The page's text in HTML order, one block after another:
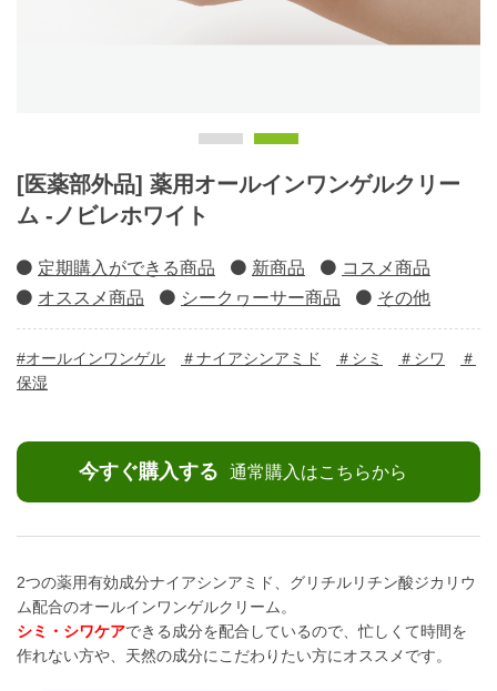
[医薬部外品] 薬用オールインワンゲルクリー
ム -ノビレホワイト
定期購入ができる商品 新商品
コスメ商品
オススメ商品
シークヮーサー商品 その他
#オールインワンゲル ＃ナイアシンアミド ＃シミ ＃シワ
＃
保湿
今すぐ購入する 通常購入はこちらから
2つの薬用有効成分ナイアシンアミド、グリチルリチン酸ジカリウ
ム配合のオールインワンゲルクリーム。
シミ・シワケアできる成分を配合しているので、忙しくて時間を
作れない方や、天然の成分にこだわりたい方にオススメです。